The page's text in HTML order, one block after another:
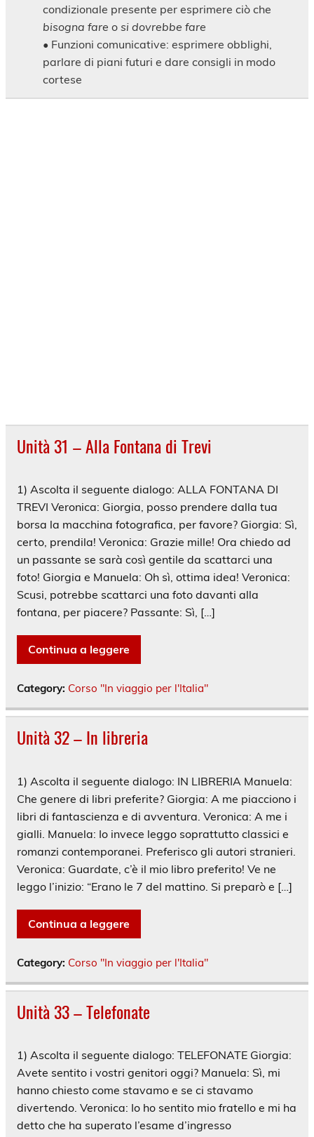
condizionale presente per esprimere ciò che
bisogna fare o si dovrebbe fare
• Funzioni comunicative: esprimere obblighi,
parlare di piani futuri e dare consigli in modo
cortese
Unità 31 – Alla Fontana di Trevi
1) Ascolta il seguente dialogo: ALLA FONTANA DI
TREVI Veronica: Giorgia, posso prendere dalla tua
borsa la macchina fotografica, per favore? Giorgia: Sì,
certo, prendila! Veronica: Grazie mille! Ora chiedo ad
un passante se sarà così gentile da scattarci una
foto! Giorgia e Manuela: Oh sì, ottima idea! Veronica:
Scusi, potrebbe scattarci una foto davanti alla
fontana, per piacere? Passante: Sì, […]
Continua a leggere
Category: Corso "In viaggio per l'Italia"
Unità 32 – In libreria
1) Ascolta il seguente dialogo: IN LIBRERIA Manuela:
Che genere di libri preferite? Giorgia: A me piacciono i
libri di fantascienza e di avventura. Veronica: A me i
gialli. Manuela: Io invece leggo soprattutto classici e
romanzi contemporanei. Preferisco gli autori stranieri.
Veronica: Guardate, c’è il mio libro preferito! Ve ne
leggo l’inizio: “Erano le 7 del mattino. Si preparò e […]
Continua a leggere
Category: Corso "In viaggio per l'Italia"
Unità 33 – Telefonate
1) Ascolta il seguente dialogo: TELEFONATE Giorgia:
Avete sentito i vostri genitori oggi? Manuela: Sì, mi
hanno chiesto come stavamo e se ci stavamo
divertendo. Veronica: Io ho sentito mio fratello e mi ha
detto che ha superato l’esame d’ingresso